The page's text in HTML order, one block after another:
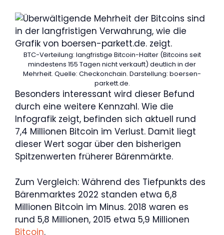
BTC-Verteilung: langfristige Bitcoin-Halter (Bitcoins seit
mindestens 155 Tagen nicht verkauft) deutlich in der
Mehrheit. Quelle: Checkonchain. Darstellung: boersen-
parkett.de.
Besonders interessant wird dieser Befund
durch eine weitere Kennzahl. Wie die
Infografik zeigt, befinden sich aktuell rund
7,4 Millionen Bitcoin im Verlust. Damit liegt
dieser Wert sogar über den bisherigen
Spitzenwerten früherer Bärenmärkte.
Zum Vergleich: Während des Tiefpunkts des
Bärenmarktes 2022 standen etwa 6,8
Millionen Bitcoin im Minus. 2018 waren es
rund 5,8 Millionen, 2015 etwa 5,9 Millionen
Bitcoin.